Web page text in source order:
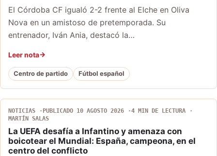
El Córdoba CF igualó 2-2 frente al Elche en Oliva
Nova en un amistoso de pretemporada. Su
entrenador, Iván Ania, destacó la…
Leer nota
Centro de partido Fútbol español
NOTICIAS PUBLICADO 10 AGOSTO 2026
4 MIN DE LECTURA
MARTÍN SALAS
La UEFA desafía a Infantino y amenaza con
boicotear el Mundial: España, campeona, en el
centro del conflicto